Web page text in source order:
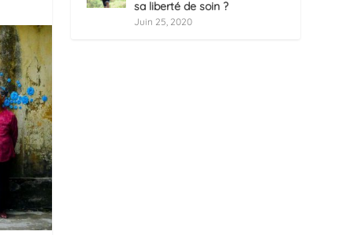
sa liberté de soin ?
Juin 25, 2020